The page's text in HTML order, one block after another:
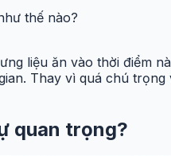
thế nào?
liệu ăn vào thời điểm
Thay vì quá chú
quan trọng?